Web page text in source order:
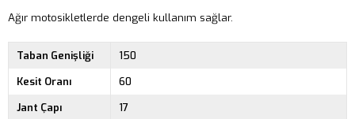
Ağır motosikletlerde dengeli kullanım sağlar.
Taban Genişliği
150
Kesit Oranı
60
Jant Çapı
17